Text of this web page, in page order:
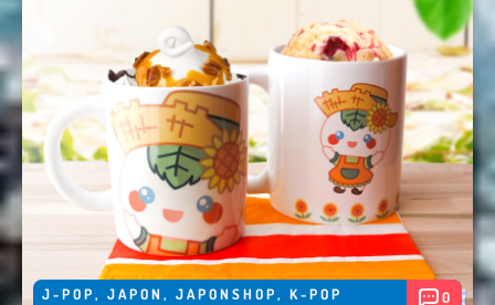
J-POP, JAPON , JAPONSHOP, K-POP 0